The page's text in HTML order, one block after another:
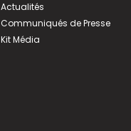
Actualités
Communiqués de Presse
Kit Média